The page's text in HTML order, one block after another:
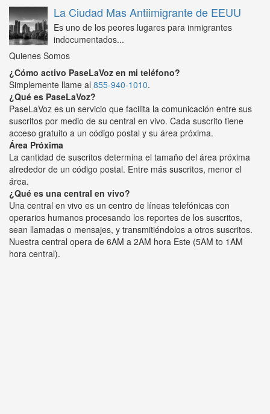
La Ciudad Mas Antiimigrante de EEUU
Es uno de los peores lugares para inmigrantes
indocumentados...
Quienes Somos
¿Cómo activo PaseLaVoz en mi teléfono?
Simplemente llame al 855-940-1010.
¿Qué es PaseLaVoz?
PaseLaVoz es un servicio que facilita la comunicación entre sus
suscritos por medio de su central en vivo. Cada suscrito tiene
acceso gratuito a un código postal y su área próxima.
Área Próxima
La cantidad de suscritos determina el tamaño del área próxima
alrededor de un código postal. Entre más suscritos, menor el
área.
¿Qué es una central en vivo?
Una central en vivo es un centro de líneas telefónicas con
operarios humanos procesando los reportes de los suscritos,
sean llamadas o mensajes, y transmitiéndolos a otros suscritos.
Nuestra central opera de 6AM a 2AM hora Este (5AM to 1AM
hora central).